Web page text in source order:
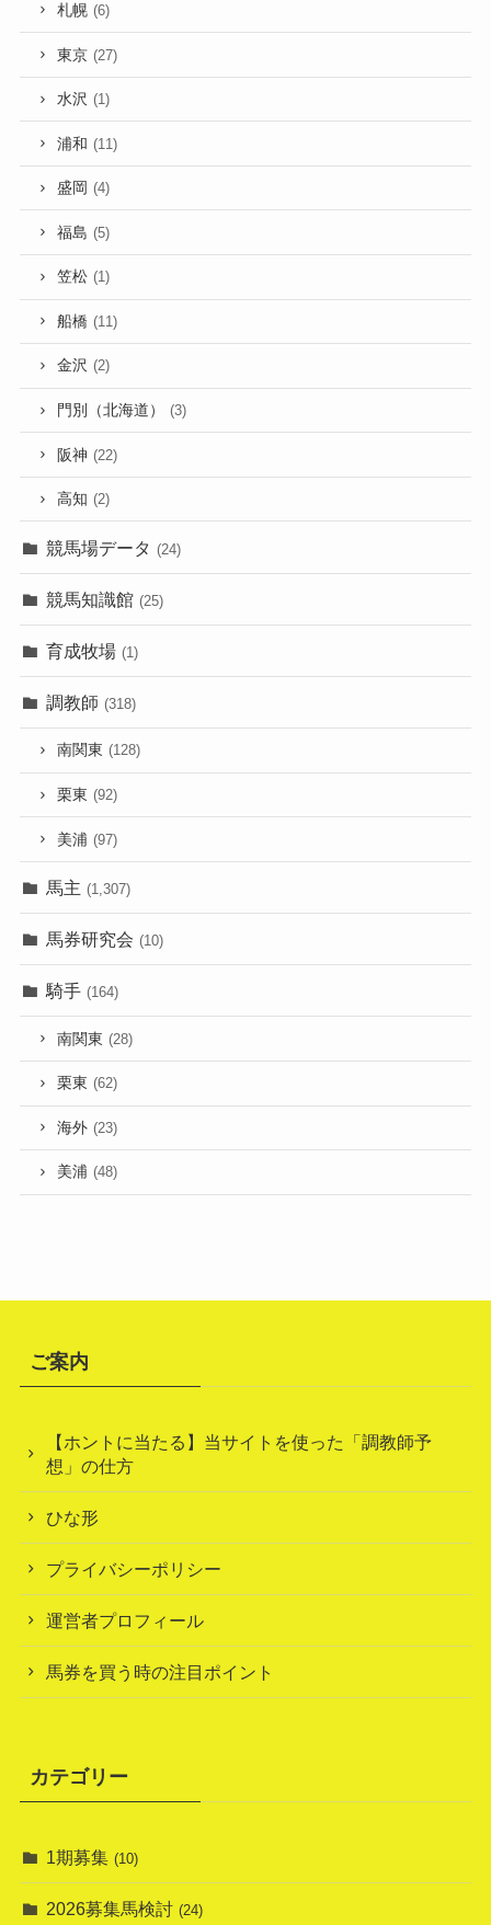
札幌 (6)
東京 (27)
水沢 (1)
浦和 (11)
盛岡 (4)
福島 (5)
笠松 (1)
船橋 (11)
金沢 (2)
門別（北海道） (3)
阪神 (22)
高知 (2)
競馬場データ (24)
競馬知識館 (25)
育成牧場 (1)
調教師 (318)
南関東 (128)
栗東 (92)
美浦 (97)
馬主 (1,307)
馬券研究会 (10)
騎手 (164)
南関東 (28)
栗東 (62)
海外 (23)
美浦 (48)
ご案内
【ホントに当たる】当サイトを使った「調教師予
想」の仕方
ひな形
プライバシーポリシー
運営者プロフィール
馬券を買う時の注目ポイント
カテゴリー
1期募集 (10)
2026募集馬検討 (24)